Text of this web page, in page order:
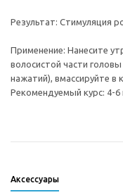
Результат: Стимуляция
Применение: Нанесите
волосистой части
нажатий), вмассируйте в
Рекомендуемый курс: 4-6
Аксессуары